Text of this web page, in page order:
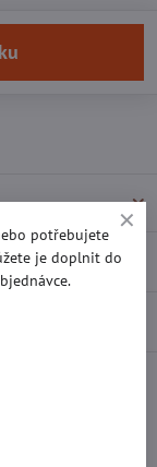
potřebujete
je doplnit do